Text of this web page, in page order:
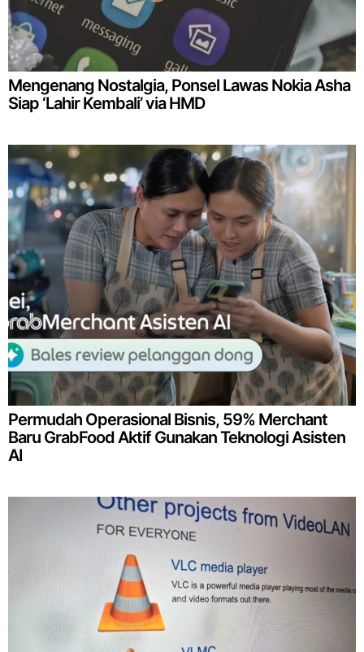
Mengenang Nostalgia, Ponsel Lawas Nokia Asha
Siap ‘Lahir Kembali’ via HMD
Permudah Operasional Bisnis, 59% Merchant
Baru GrabFood Aktif Gunakan Teknologi Asisten
AI